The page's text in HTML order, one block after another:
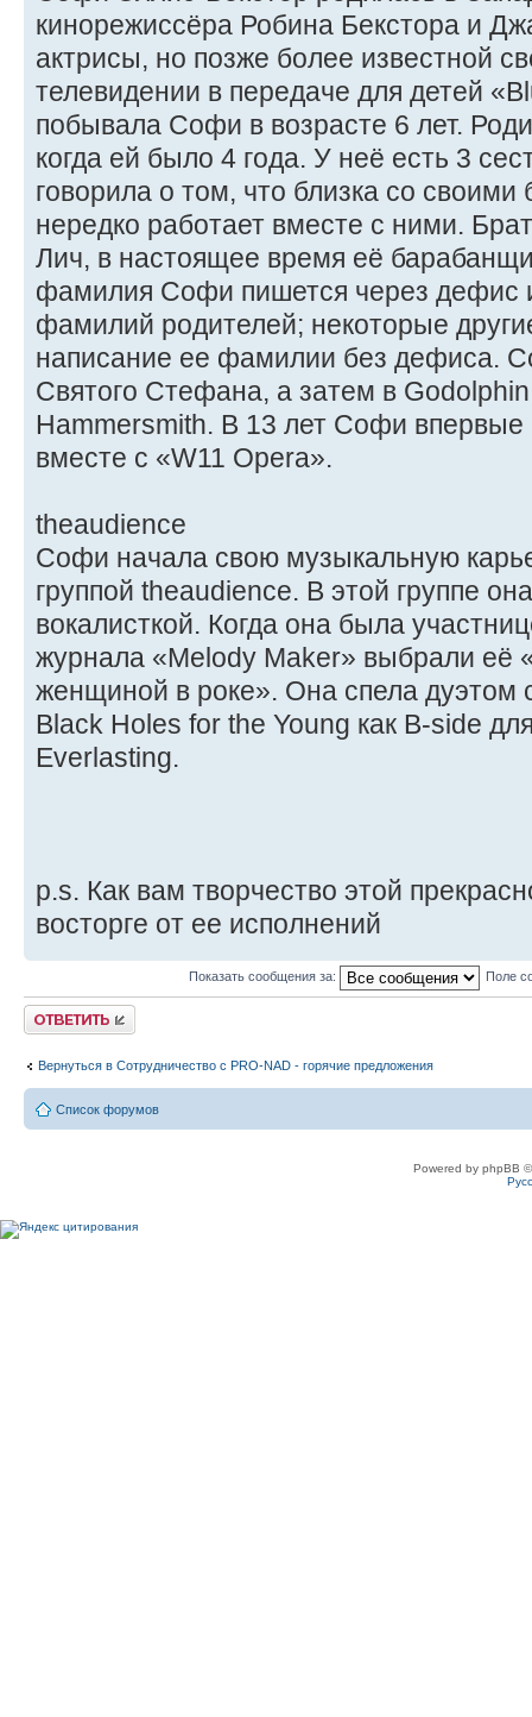
кинорежиссёра Робина Бекстора и
актрисы, но позже более известной
телевидении в передаче для детей
побывала Софи в возрасте 6 лет.
когда ей было 4 года. У неё есть 3
говорила о том, что близка со
нередко работает вместе с ними.
Лич, в настоящее время её
фамилия Софи пишется через дефис
фамилий родителей; некоторые
написание ее фамилии без дефиса.
Святого Стефана, а затем в
Hammersmith. В 13 лет Софи впервые
вместе с «W11 Opera».
theaudience
Софи начала свою музыкальную
группой theaudience. В этой группе
вокалисткой. Когда она была
журнала «Melody Maker» выбрали её
женщиной в роке». Она спела дуэтом
Black Holes for the Young как B-side
Everlasting.
p.s. Как вам творчество этой
восторге от ее исполнений
Показать сообщения за: Поле
Ответить
Вернуться в Сотрудничество c PRO-NAD - горячие предложения
Список форумов
Powered by phpBB